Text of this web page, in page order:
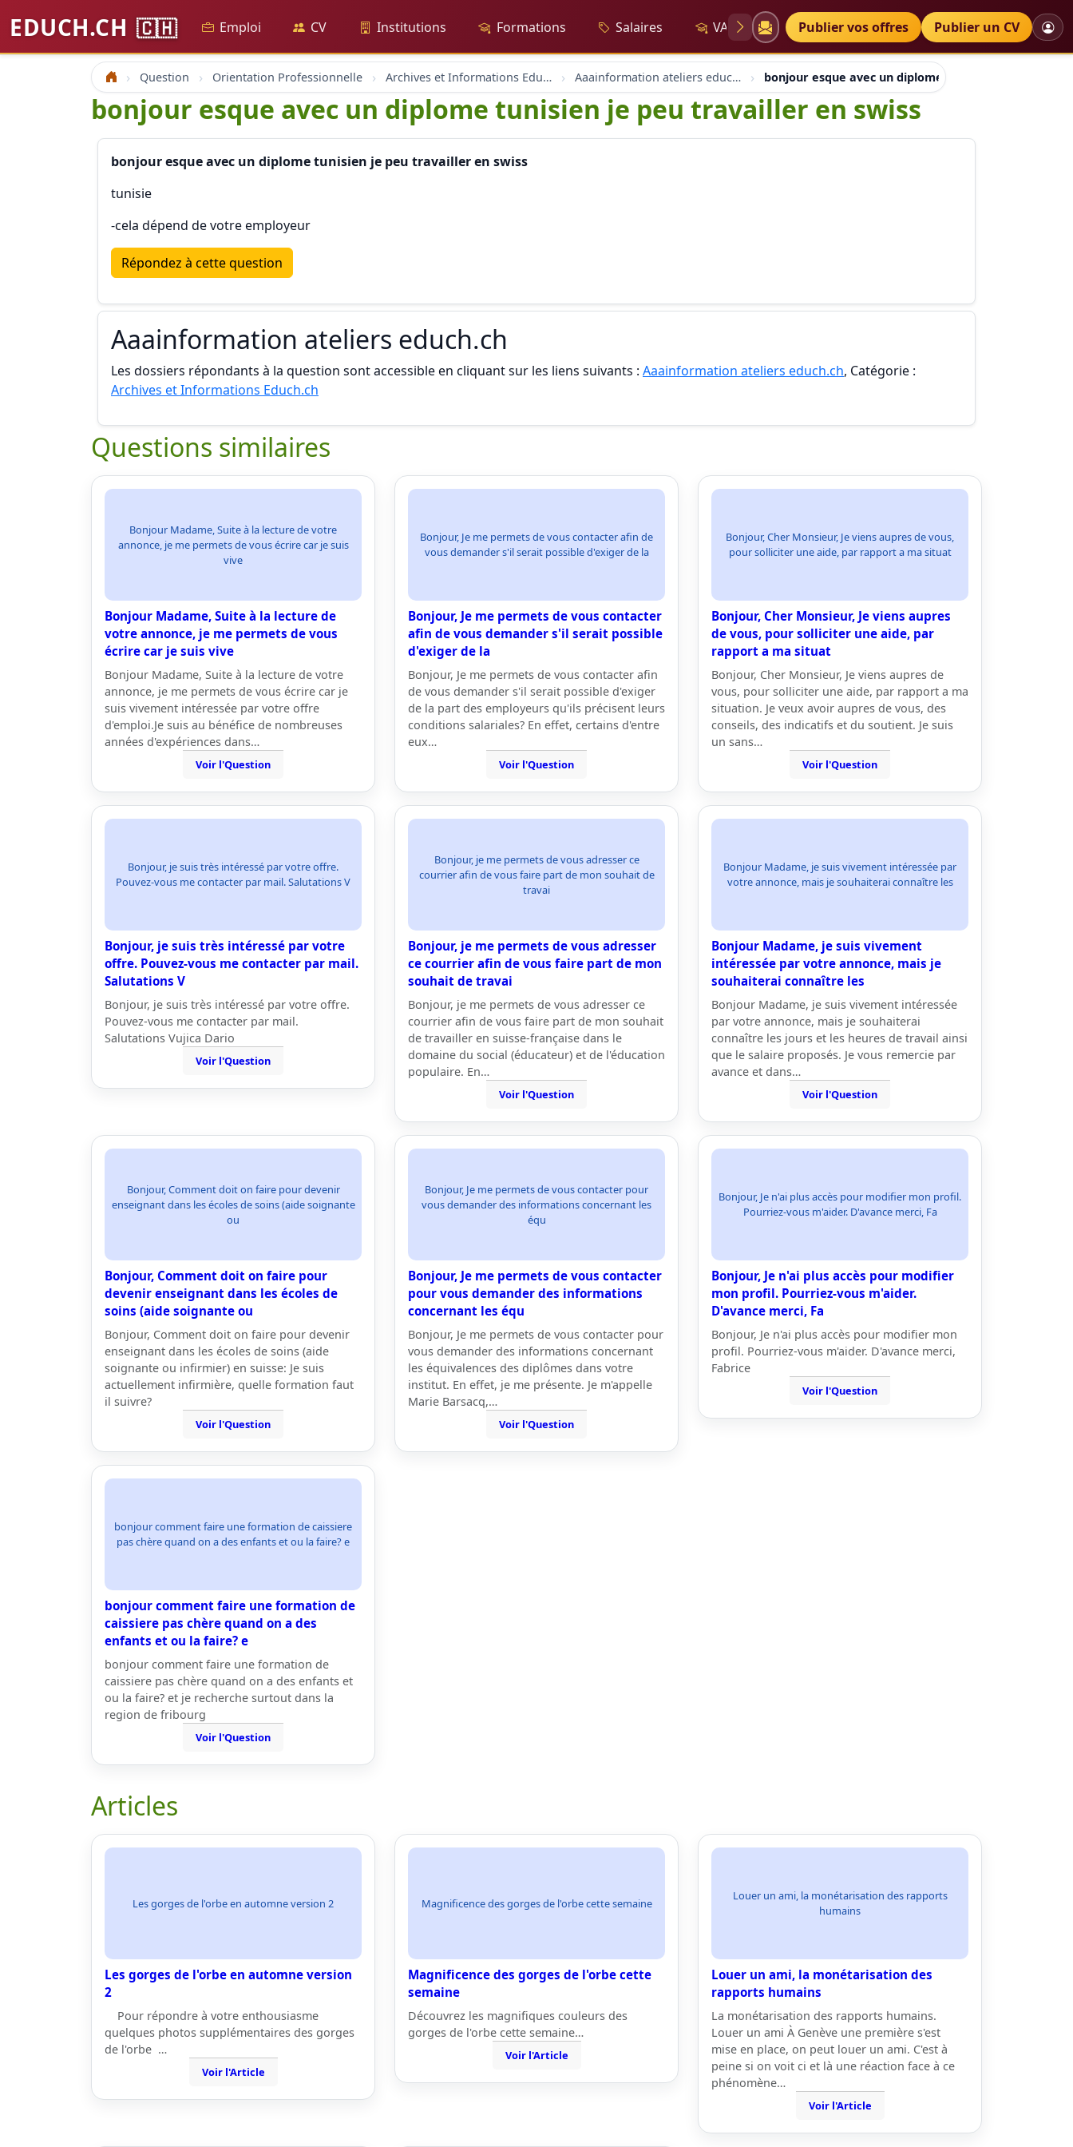
EDUCH.CH 🇨🇭 Emploi CV Institutions Formations Salaires VAE Diplômes Petites annonces
Publier vos offres Publier un CV
Accueil Question Orientation Professionnelle Archives et Informations Educh.ch Aaainformation ateliers educh.ch bonjour esque avec un diplome tunisien je peu
bonjour esque avec un diplome tunisien je peu travailler en swiss
bonjour esque avec un diplome tunisien je peu travailler en swiss
tunisie
-cela dépend de votre employeur
Répondez à cette question
Aaainformation ateliers educh.ch
Les dossiers répondants à la question sont accessible en cliquant sur les liens suivants : Aaainformation ateliers educh.ch, Catégorie :
Archives et Informations Educh.ch
Questions similaires
Bonjour Madame, Suite à la lecture de votre
annonce, je me permets de vous écrire car je suis
vive
Bonjour Madame, Suite à la lecture de
votre annonce, je me permets de vous
écrire car je suis vive
Bonjour Madame, Suite à la lecture de votre
annonce, je me permets de vous écrire car je
suis vivement intéressée par votre offre
d'emploi.Je suis au bénéfice de nombreuses
années d'expériences dans…
Voir l'Question
Bonjour, Je me permets de vous contacter afin de
vous demander s'il serait possible d'exiger de la
Bonjour, Je me permets de vous contacter
afin de vous demander s'il serait possible
d'exiger de la
Bonjour, Je me permets de vous contacter afin
de vous demander s'il serait possible d'exiger
de la part des employeurs qu'ils précisent leurs
conditions salariales? En effet, certains d'entre
eux…
Voir l'Question
Bonjour, Cher Monsieur, Je viens aupres de vous,
pour solliciter une aide, par rapport a ma situat
Bonjour, Cher Monsieur, Je viens aupres
de vous, pour solliciter une aide, par
rapport a ma situat
Bonjour, Cher Monsieur, Je viens aupres de
vous, pour solliciter une aide, par rapport a ma
situation. Je veux avoir aupres de vous, des
conseils, des indicatifs et du soutient. Je suis
un sans…
Voir l'Question
Bonjour, je suis très intéressé par votre offre.
Pouvez-vous me contacter par mail. Salutations V
Bonjour, je suis très intéressé par votre
offre. Pouvez-vous me contacter par mail.
Salutations V
Bonjour, je suis très intéressé par votre offre.
Pouvez-vous me contacter par mail.
Salutations Vujica Dario
Voir l'Question
Bonjour, je me permets de vous adresser ce
courrier afin de vous faire part de mon souhait de
travai
Bonjour, je me permets de vous adresser
ce courrier afin de vous faire part de mon
souhait de travai
Bonjour, je me permets de vous adresser ce
courrier afin de vous faire part de mon souhait
de travailler en suisse-française dans le
domaine du social (éducateur) et de l'éducation
populaire. En…
Voir l'Question
Bonjour Madame, je suis vivement intéressée par
votre annonce, mais je souhaiterai connaître les
Bonjour Madame, je suis vivement
intéressée par votre annonce, mais je
souhaiterai connaître les
Bonjour Madame, je suis vivement intéressée
par votre annonce, mais je souhaiterai
connaître les jours et les heures de travail ainsi
que le salaire proposés. Je vous remercie par
avance et dans…
Voir l'Question
Bonjour, Comment doit on faire pour devenir
enseignant dans les écoles de soins (aide soignante
ou
Bonjour, Comment doit on faire pour
devenir enseignant dans les écoles de
soins (aide soignante ou
Bonjour, Comment doit on faire pour devenir
enseignant dans les écoles de soins (aide
soignante ou infirmier) en suisse: Je suis
actuellement infirmière, quelle formation faut
il suivre?
Voir l'Question
Bonjour, Je me permets de vous contacter pour
vous demander des informations concernant les
équ
Bonjour, Je me permets de vous contacter
pour vous demander des informations
concernant les équ
Bonjour, Je me permets de vous contacter pour
vous demander des informations concernant
les équivalences des diplômes dans votre
institut. En effet, je me présente. Je m'appelle
Marie Barsacq,…
Voir l'Question
Bonjour, Je n'ai plus accès pour modifier mon profil.
Pourriez-vous m'aider. D'avance merci, Fa
Bonjour, Je n'ai plus accès pour modifier
mon profil. Pourriez-vous m'aider.
D'avance merci, Fa
Bonjour, Je n'ai plus accès pour modifier mon
profil. Pourriez-vous m'aider. D'avance merci,
Fabrice
Voir l'Question
bonjour comment faire une formation de caissiere
pas chère quand on a des enfants et ou la faire? e
bonjour comment faire une formation de
caissiere pas chère quand on a des
enfants et ou la faire? e
bonjour comment faire une formation de
caissiere pas chère quand on a des enfants et
ou la faire? et je recherche surtout dans la
region de fribourg
Voir l'Question
Articles
Les gorges de l'orbe en automne version 2
Les gorges de l'orbe en automne version
2
Pour répondre à votre enthousiasme
quelques photos supplémentaires des gorges
de l'orbe …
Voir l'Article
Magnificence des gorges de l'orbe cette semaine
Magnificence des gorges de l'orbe cette
semaine
Découvrez les magnifiques couleurs des
gorges de l'orbe cette semaine…
Voir l'Article
Louer un ami, la monétarisation des rapports
humains
Louer un ami, la monétarisation des
rapports humains
La monétarisation des rapports humains.
Louer un ami À Genève une première s'est
mise en place, on peut louer un ami. C'est à
peine si on voit ci et là une réaction face à ce
phénomène…
Voir l'Article